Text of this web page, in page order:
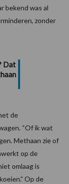
bekend was al
zonder
Dat
de
“Of ik wat
Methaan zie of
op de
omlaag is
Op de